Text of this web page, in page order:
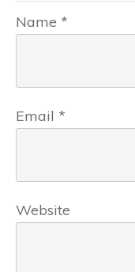
Name *
Email *
Website